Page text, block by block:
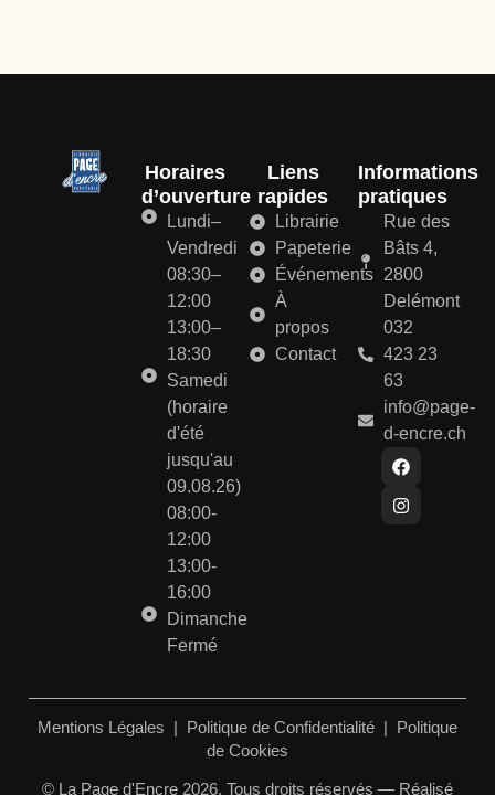
Horaires
d’ouverture
Lundi–
Vendredi
08:30–
12:00
13:00–
18:30
Samedi
(horaire
d'été
jusqu'au
09.08.26)
08:00-
12:00
13:00-
16:00
Dimanche
Fermé
Liens
rapides
Librairie
Papeterie
Événements
À
propos
Contact
Informations
pratiques
Rue des
Bâts 4,
2800
Delémont
032
423 23
63
info@page-
d-encre.ch
Mentions Légales | Politique de Confidentialité | Politique
de Cookies
© La Page d'Encre 2026. Tous droits réservés — Réalisé